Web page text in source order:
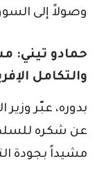
وصولاً إلى
حمادو تيني:
والتكامل
بدوره، عبّر وزير
عن شكره
مشيداً بجودة